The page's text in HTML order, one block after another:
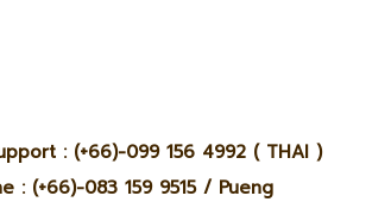
: (+66)-099 156 4992 ( THAI )
: (+66)-083 159 9515 / Pueng